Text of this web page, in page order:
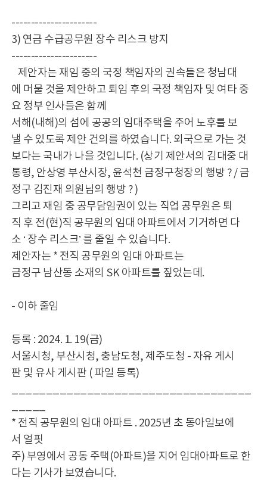
----------------------
3) 연금 수급공무원 장수 리스크 방지
----------------------
제안자는 재임 중의 국정 책임자의 권속들은 청남대
에 머물 것을 제안하고 퇴임 후의 국정 책임자 및 여타 중
요 정부 인사들은 함께
서해(내해)의 섬에 공공의 임대주택을 주어 노후를 보
낼 수 있도록 제안 건의를 하였습니다. 외국으로 가는 것
보다는 국내가 나을 것입니다. (상기 제안서의 김대중 대
통령, 안상영 부산시장, 윤석천 금정구청장의 행방 ? / 금
정구 김진재 의원님의 행방 ? )
그리고 재임 중 공무담임권이 있는 직업 공무원은 퇴
직 후 전(현)직 공무원의 임대 아파트에서 기거하면 다
소 ‘ 장수 리스크’ 를 줄일 수 있습니다.
제안자는 * 전직 공무원의 임대 아파트는
금정구 남산동 소재의 SK 아파트를 짚었는데.
- 이하 줄임
등록 : 2024. 1. 19(금)
서울시청, 부산시청, 충남도청, 제주도청 - 자유 게시
판 및 유사 게시판 ( 파일 등록)
* 전직 공무원의 임대 아파트 . 2025년 초 동아일보에
서 얼핏
주) 부영에서 공동 주택(아파트)을 지어 임대아파트로 한
다는 기사가 보였습니다.